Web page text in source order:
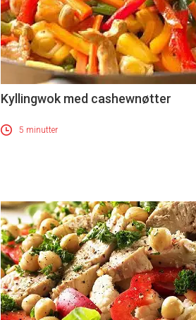
Kyllingwok med cashewnøtter
5 minutter